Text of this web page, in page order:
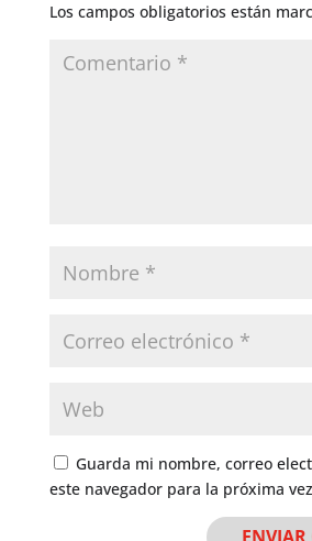
Los campos obligatorios están
Guarda mi nombre, correo
este navegador para la próxima